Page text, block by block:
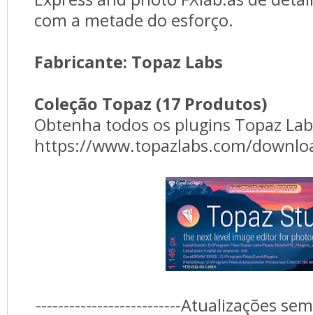
com a metade do esforço.
Fabricante: Topaz Labs
Coleção Topaz (17 Produtos)
Obtenha todos os plugins Topaz
https://www.topazlabs.com/
--------------------------Atualizações